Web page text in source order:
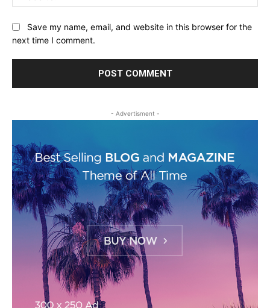
Save my name, email, and website in this browser for the
next time I comment.
- Advertisment -